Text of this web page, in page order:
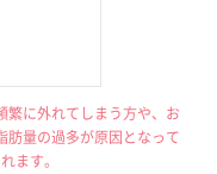
繁に外れてしまう方や、お
肪量の過多が原因となって
ます。